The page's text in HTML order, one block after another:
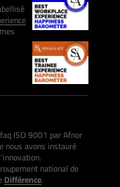
ISO 9001 par Afnor
nous avons instauré
national de
Différence.